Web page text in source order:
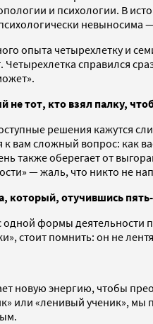
и психологии. В
невыносима
опыта четырехлетку и
справился
не тот, кто взял палку,
решения кажутся
вам сложный вопрос: как
также оберегает от
— жаль, что никто не
отучившись пять-
формы деятельности
стоит помнить: он не
новую энергию, чтобы
или «ленивый ученик»,